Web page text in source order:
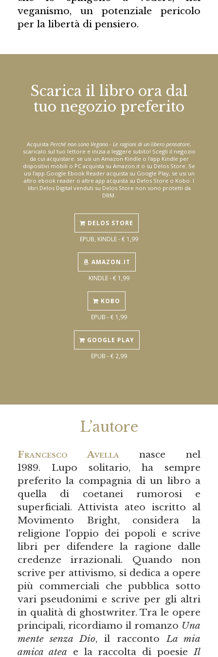
veganismo, un potenziale pericolo
per la libertà di pensiero.
Scarica il libro ora dal
tuo negozio preferito
Acquista Perché non sono Vegano - Le ragioni di un libero pensatore,
scaricalo sul tuo lettore e inizia a leggere subito! Scegli il negozio
da cui acquistare: se usi un Amazon Kindle o l'app Kindle per
dispositivi mobili o PC acquista su Amazon.it o su Delos Store. Se
usi l'app Google Ebook Reader acquista su Google Play, se usi un
altro ebook reader o altre app acquista su Delos Store o Kobo. I
libri Delos Digital venduti su Delos Store non sono protetti da
DRM.
DELOS STORE
EPUB, KINDLE - € 1,99
AMAZON.IT
KINDLE - € 1,99
KOBO
EPUB - € 1,99
GOOGLE PLAY
EPUB - € 2,99
L’autore
Francesco Avellanasce nel
1989. Lupo solitario, ha sempre
preferito la compagnia di un libro a
quella di coetanei rumorosi e
superficiali. Attivista ateo iscritto al
Movimento Bright, considera la
religione l'oppio dei popoli e scrive
libri per difendere la ragione dalle
credenze irrazionali. Quando non
scrive per attivismo, si dedica a opere
più commerciali che pubblica sotto
vari pseudonimi e scrive per gli altri
in qualità di ghostwriter. Tra le opere
principali, ricordiamo il romanzo Una
mente senza Dio, il raccontoLa mia
amica atea e la raccolta di poesieIl